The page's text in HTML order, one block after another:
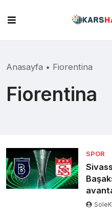
content
Anasayfa • Fiorentina
Fiorentina
SPOR